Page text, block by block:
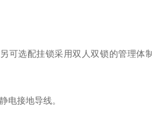
另可选配挂锁采用双人双锁的管理体
电接地导线。